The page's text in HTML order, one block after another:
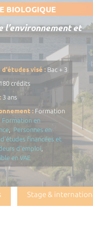
BIOLOGIQUE
l’environnement et
d'études visé : Bac + 3
180 crédits
3 ans
: Formation
Formation en
Personnes en
financées et
d'emploi
en VAE
Stage &